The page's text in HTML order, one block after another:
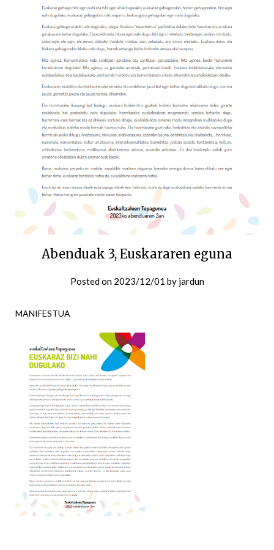
Abenduak 3, Euskararen eguna
Posted on 2023/12/01 by jardun
MANIFESTUA